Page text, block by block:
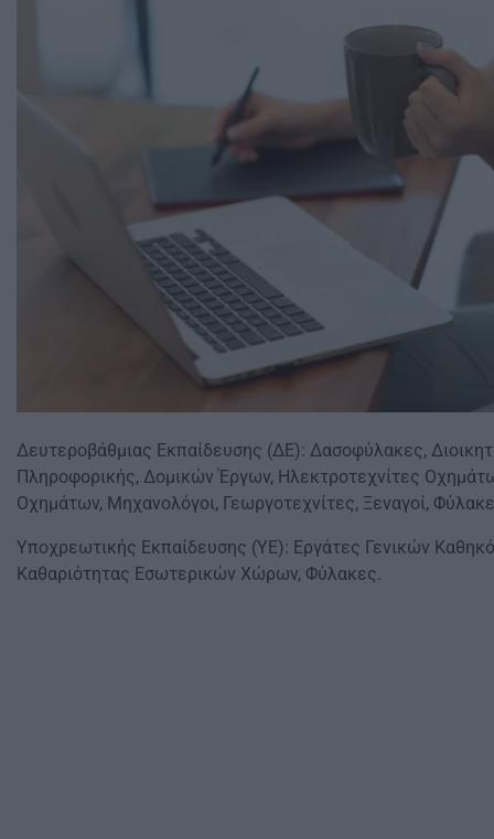
Δευτεροβάθμιας Εκπαίδευσης (ΔΕ): Δασοφύλακες,
Πληροφορικής, Δομικών Έργων, Ηλεκτροτεχνίτες
Οχημάτων, Μηχανολόγοι, Γεωργοτεχνίτες, Ξεναγοί,
Υποχρεωτικής Εκπαίδευσης (ΥΕ): Εργάτες Γενικών
Καθαριότητας Εσωτερικών Χώρων, Φύλακες.​